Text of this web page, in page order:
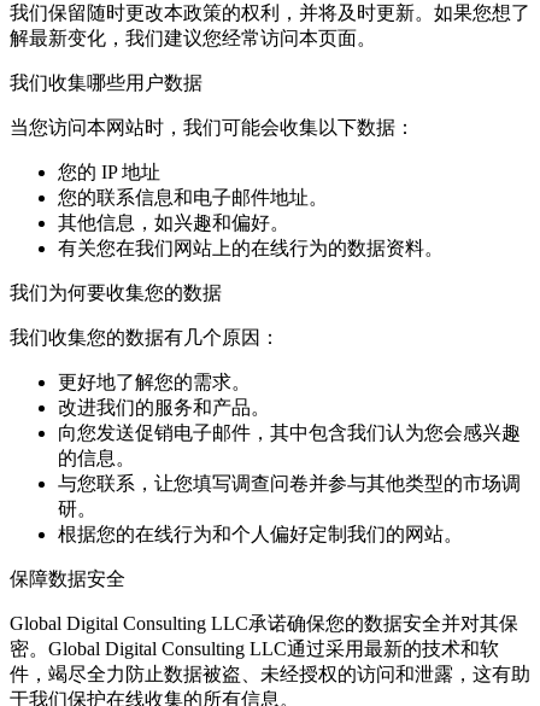
我们保留随时更改本政策的权利，并将及时更新。如果您想了
解最新变化，我们建议您经常访问本页面。
我们收集哪些用户数据
当您访问本网站时，我们可能会收集以下数据：
您的 IP 地址
您的联系信息和电子邮件地址。
其他信息，如兴趣和偏好。
有关您在我们网站上的在线行为的数据资料。
我们为何要收集您的数据
我们收集您的数据有几个原因：
更好地了解您的需求。
改进我们的服务和产品。
向您发送促销电子邮件，其中包含我们认为您会感兴趣
的信息。
与您联系，让您填写调查问卷并参与其他类型的市场调
研。
根据您的在线行为和个人偏好定制我们的网站。
保障数据安全
Global Digital Consulting LLC承诺确保您的数据安全并对其保
密。Global Digital Consulting LLC通过采用最新的技术和软
件，竭尽全力防止数据被盗、未经授权的访问和泄露，这有助
于我们保护在线收集的所有信息。